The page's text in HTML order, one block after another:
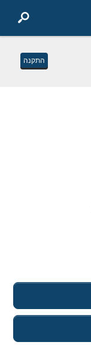
התקנה